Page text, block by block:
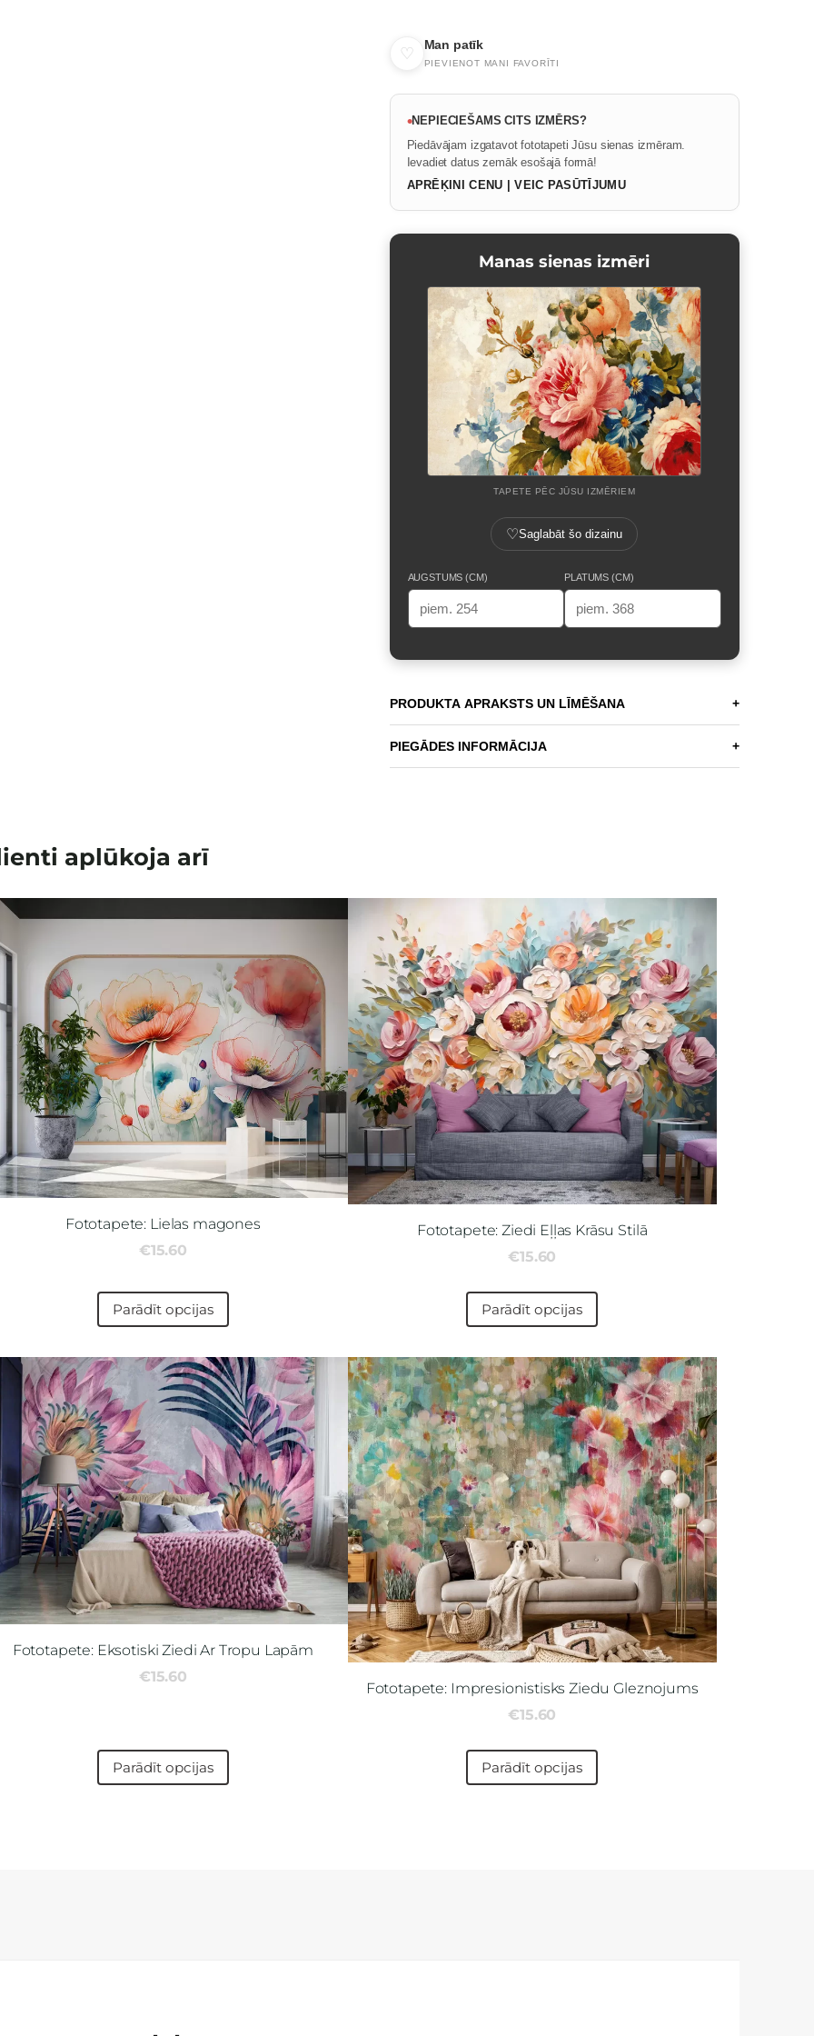
♡ Man patīk
PIEVIENOT MANI FAVORĪTI
•NEPIECIEŠAMS CITS IZMĒRS?
Piedāvājam izgatavot fototapeti Jūsu sienas izmēram.
Ievadiet datus zemāk esošajā formā!
APRĒĶINI CENU | VEIC PASŪTĪJUMU
Manas sienas izmēri
TAPETE PĒC JŪSU IZMĒRIEM
♡Saglabāt šo dizainu
AUGSTUMS (CM) PLATUMS (CM)
PRODUKTA APRAKSTS UN LĪMĒŠANA +
PIEGĀDES INFORMĀCIJA +
aplūkoja arī
Fototapete: Lielas magones
€15.60
Parādīt opcijas
Fototapete: Ziedi Eļļas Krāsu Stilā
€15.60
Parādīt opcijas
Fototapete: Eksotiski Ziedi Ar Tropu Lapām
€15.60
Parādīt opcijas
Fototapete: Impresionistisks Ziedu Gleznojums
€15.60
Parādīt opcijas